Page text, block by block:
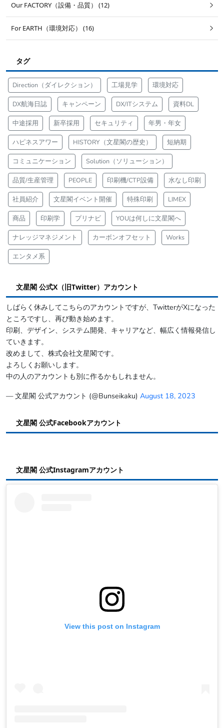
Our FACTORY（設備・品質） (12)
For EARTH（環境対応） (16)
タグ
Direction（ダイレクション） 工場見学 環境対応
DX航海日誌 キャンペーン DX/ITシステム 資料DL
中途採用 新卒採用 セキュリティ 年男・年女
ハピネスアワー HISTORY（文星閣の歴史） 短納期
コミュニケーション Solution（ソリューション）
品質/生産管理 PEOPLE 印刷機/CTP設備 水なし印刷
社員紹介 文星閣イベント開催 特殊印刷 LIMEX
商品 印刷学 プリナビ YOUは何しに文星閣へ
ナレッジマネジメント カーボンオフセット Works
エンタメ系
文星閣 公式X（旧Twitter）アカウント
しばらく休みしてこちらのアカウントですが、TwitterがXになった
ところですし、再び動き始めます。
印刷、デザイン、システム開発、キャリアなど、幅広く情報発信し
ていきます。
改めまして、株式会社文星閣です。
よろしくお願いします。
中の人のアカウントも別に作るかもしれません。
— 文星閣 公式アカウント (@Bunseikaku) August 18, 2023
文星閣 公式Facebookアカウント
文星閣 公式Instagramアカウント
View this post on Instagram